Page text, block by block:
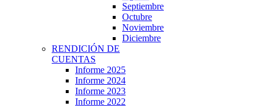
Septiembre
Octubre
Noviembre
Diciembre
RENDICIÓN DE
CUENTAS
Informe 2025
Informe 2024
Informe 2023
Informe 2022